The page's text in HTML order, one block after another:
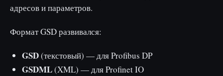
адресов и параметров.
Формат GSD развивался:
GSD(текстовый) — для Profibus DP
GSDML(XML) — для Profinet IO